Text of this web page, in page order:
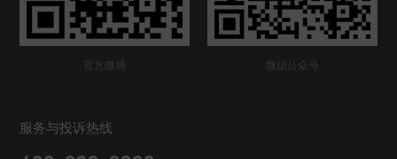
官方微博 微信公众号
服务与投诉热线